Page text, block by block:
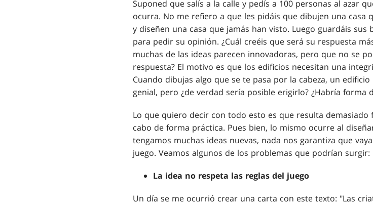
Suponed que salís a la calle y pedís a 100 personas al azar
ocurra. No me refiero a que les pidáis que dibujen una casa
y diseñen una casa que jamás han visto. Luego guardáis
para pedir su opinión. ¿Cuál creéis que será su respuesta
muchas de las ideas parecen innovadoras, pero que no se
respuesta? El motivo es que los edificios necesitan una
Cuando dibujas algo que se te pasa por la cabeza, un
genial, pero ¿de verdad sería posible erigirlo? ¿Habría forma
Lo que quiero decir con todo esto es que resulta
cabo de forma práctica. Pues bien, lo mismo ocurre al
tengamos muchas ideas nuevas, nada nos garantiza que
juego. Veamos algunos de los problemas que podrían surgir:
La idea no respeta las reglas del juego
Un día se me ocurrió crear una carta con este texto: "Las